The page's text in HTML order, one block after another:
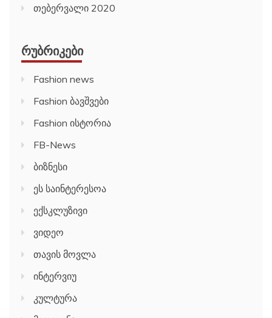
თებერვალი 2020
ᲠᲣᲑᲠᲘᲙᲔᲑᲘ
Fashion news
Fashion ბავშვები
Fashion ისტორია
FB-News
ბიზნესი
ეს საინტერესოა
ექსკლუზივი
ვიდეო
თავის მოვლა
ინტერვიუ
კულტურა